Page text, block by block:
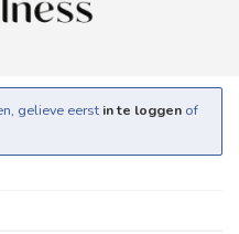
gelieve eerst in te loggen of